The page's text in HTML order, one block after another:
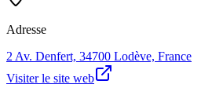
Adresse
2 Av. Denfert, 34700 Lodève, France
Visiter le site web